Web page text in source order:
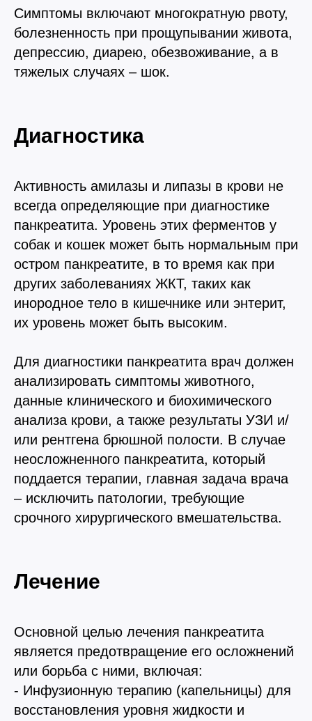
Симптомы включают многократную рвоту,
болезненность при прощупывании живота,
депрессию, диарею, обезвоживание, а в
тяжелых случаях – шок.
Диагностика
Активность амилазы и липазы в крови не
всегда определяющие при диагностике
панкреатита. Уровень этих ферментов у
собак и кошек может быть нормальным при
остром панкреатите, в то время как при
других заболеваниях ЖКТ, таких как
инородное тело в кишечнике или энтерит,
их уровень может быть высоким.
Для диагностики панкреатита врач должен
анализировать симптомы животного,
данные клинического и биохимического
анализа крови, а также результаты УЗИ и/
или рентгена брюшной полости. В случае
неосложненного панкреатита, который
поддается терапии, главная задача врача
– исключить патологии, требующие
срочного хирургического вмешательства.
Лечение
Основной целью лечения панкреатита
является предотвращение его осложнений
или борьба с ними, включая:
- Инфузионную терапию (капельницы) для
восстановления уровня жидкости и